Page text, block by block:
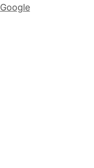
Google